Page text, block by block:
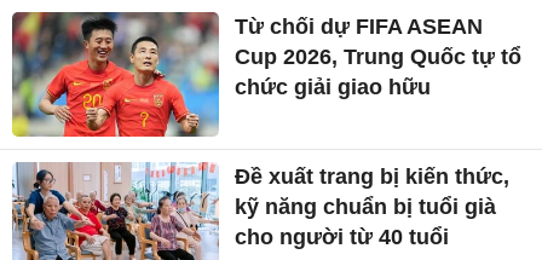
Từ chối dự FIFA ASEAN
Cup 2026, Trung Quốc tự tổ
chức giải giao hữu
Đề xuất trang bị kiến thức,
kỹ năng chuẩn bị tuổi già
cho người từ 40 tuổi